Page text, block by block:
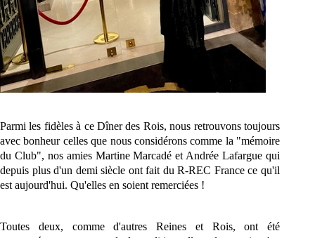
Parmi les fidèles à ce Dîner des Rois, nous retrouvons toujours
avec bonheur celles que nous considérons comme la "mémoire
du Club", nos amies Martine Marcadé et Andrée Lafargue qui
depuis plus d'un demi siècle ont fait du R-REC France ce qu'il
est aujourd'hui. Qu'elles en soient remerciées !
Toutes deux, comme d'autres Reines et Rois, ont été